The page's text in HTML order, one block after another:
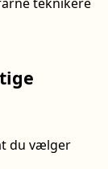
du vælger